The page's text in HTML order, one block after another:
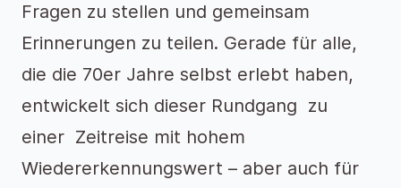
Fragen zu stellen und gemeinsam
Erinnerungen zu teilen. Gerade für alle,
die die 70er Jahre selbst erlebt haben,
entwickelt sich dieser Rundgang zu
einer Zeitreise mit hohem
Wiedererkennungswert – aber auch für